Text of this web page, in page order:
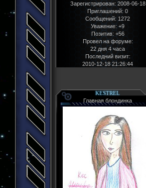
Зарегистрирован: 2008-06-18
Приглашений: 0
Сообщений: 1272
Уважение: +9
Позитив: +56
Провел на форуме:
22 дня 4 часа
Последний визит:
2010-12-18 21:26:44
KESTREL
Главная блондинка